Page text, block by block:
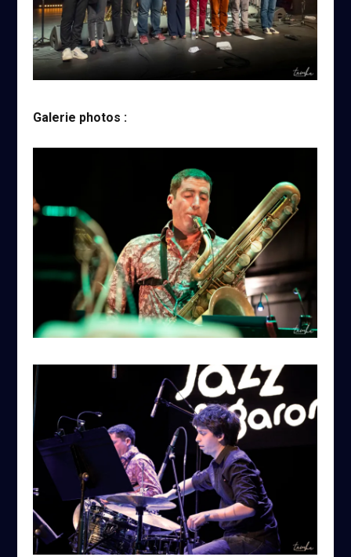
Galerie photos :